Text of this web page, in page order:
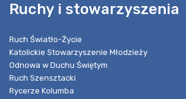
Ruchy i stowarzyszenia
Ruch Światło-Życie
Katolickie Stowarzyszenie Młodzieży
Odnowa w Duchu Świętym
Ruch Szensztacki
Rycerze Kolumba